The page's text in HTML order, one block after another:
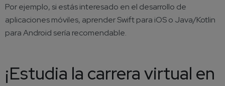
Por ejemplo, si estás interesado en el desarrollo de
aplicaciones móviles, aprender Swift para iOS o Java/Kotlin
para Android sería recomendable.
¡Estudia la carrera virtual en